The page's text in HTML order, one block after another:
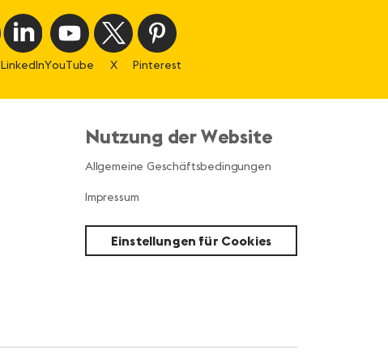
LinkedInYouTube X Pinterest
Nutzung der Website
Allgemeine Geschäftsbedingungen
Impressum
Einstellungen für Cookies